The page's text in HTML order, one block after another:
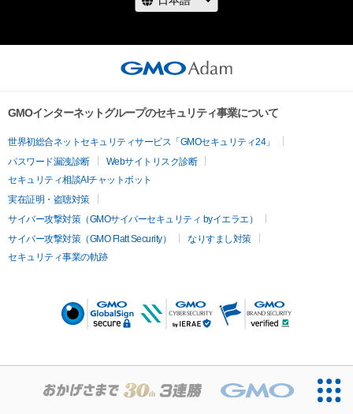
GMOインターネットグループのセキュリティ事業について
世界初総合ネットセキュリティサービス「GMOセキュリティ24」
パスワード漏洩診断
Webサイトリスク診断
セキュリティ相談AIチャットボット
実在証明・盗聴対策
サイバー攻撃対策（GMOサイバーセキュリティ byイエラエ）
サイバー攻撃対策（GMO Flatt Security）
なりすまし対策
セキュリティ事業の軌跡